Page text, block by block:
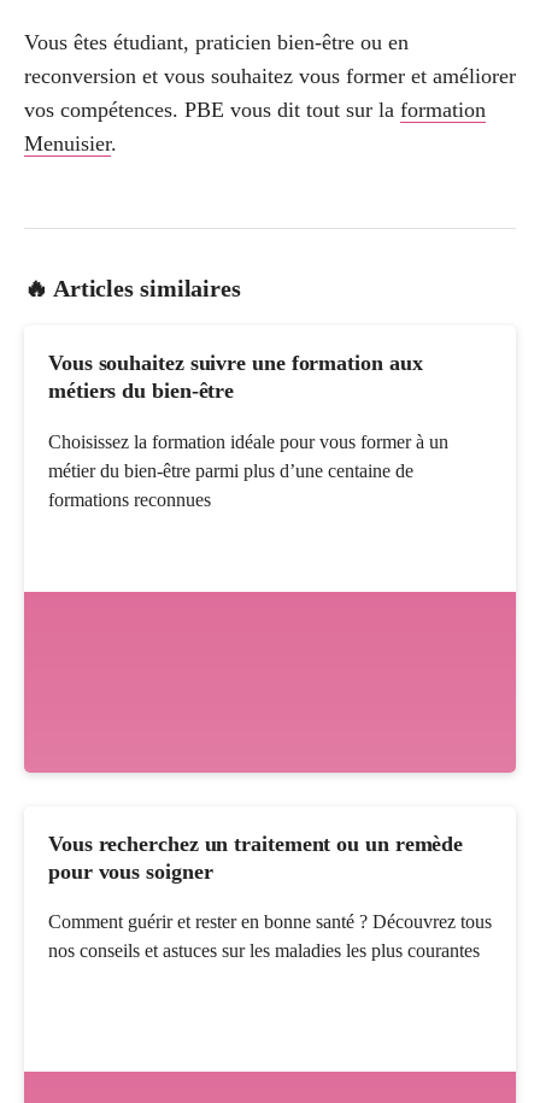
Vous êtes étudiant, praticien bien-être ou en
reconversion et vous souhaitez vous former et améliorer
vos compétences. PBE vous dit tout sur la formation
Menuisier.
🔥 Articles similaires
Vous souhaitez suivre une formation aux
métiers du bien-être
Choisissez la formation idéale pour vous former à un
métier du bien-être parmi plus d’une centaine de
formations reconnues
Vous recherchez un traitement ou un remède
pour vous soigner
Comment guérir et rester en bonne santé ? Découvrez tous
nos conseils et astuces sur les maladies les plus courantes